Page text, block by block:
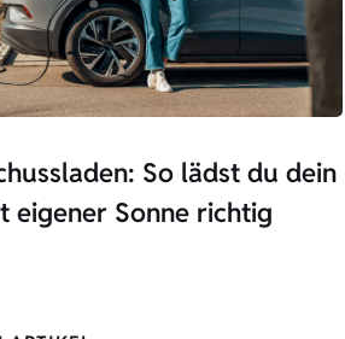
So lädst du dein
eigener Sonne richtig